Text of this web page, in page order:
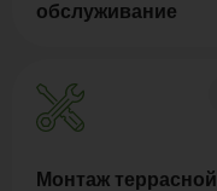
обслуживание
Монтаж террасной